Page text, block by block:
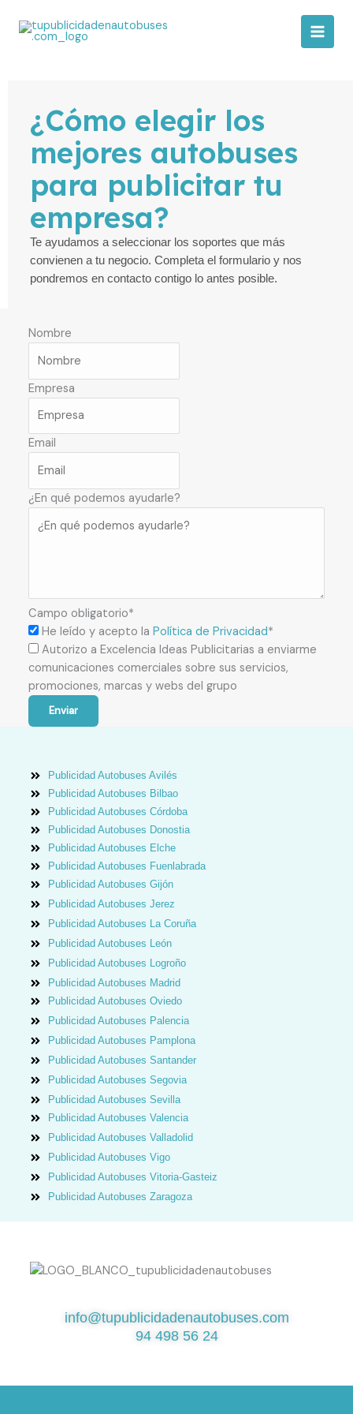
contenido
¿Cómo elegir los
mejores autobuses
para publicitar tu
empresa?
Te ayudamos a seleccionar los soportes que más
convienen a tu negocio. Completa el formulario y nos
pondremos en contacto contigo lo antes posible.
Nombre
Empresa
Email
¿En qué podemos ayudarle?
Campo obligatorio*
He leído y acepto la Política de Privacidad*
Autorizo a Excelencia Ideas Publicitarias a enviarme
comunicaciones comerciales sobre sus servicios,
promociones, marcas y webs del grupo
Enviar
Publicidad Autobuses Avilés
Publicidad Autobuses Bilbao
Publicidad Autobuses Córdoba
Publicidad Autobuses Donostia
Publicidad Autobuses Elche
Publicidad Autobuses Fuenlabrada
Publicidad Autobuses Gijón
Publicidad Autobuses Jerez
Publicidad Autobuses La Coruña
Publicidad Autobuses León
Publicidad Autobuses Logroño
Publicidad Autobuses Madrid
Publicidad Autobuses Oviedo
Publicidad Autobuses Palencia
Publicidad Autobuses Pamplona
Publicidad Autobuses Santander
Publicidad Autobuses Segovia
Publicidad Autobuses Sevilla
Publicidad Autobuses Valencia
Publicidad Autobuses Valladolid
Publicidad Autobuses Vigo
Publicidad Autobuses Vitoria-Gasteiz
Publicidad Autobuses Zaragoza
info@tupublicidadenautobuses.com
94 498 56 24